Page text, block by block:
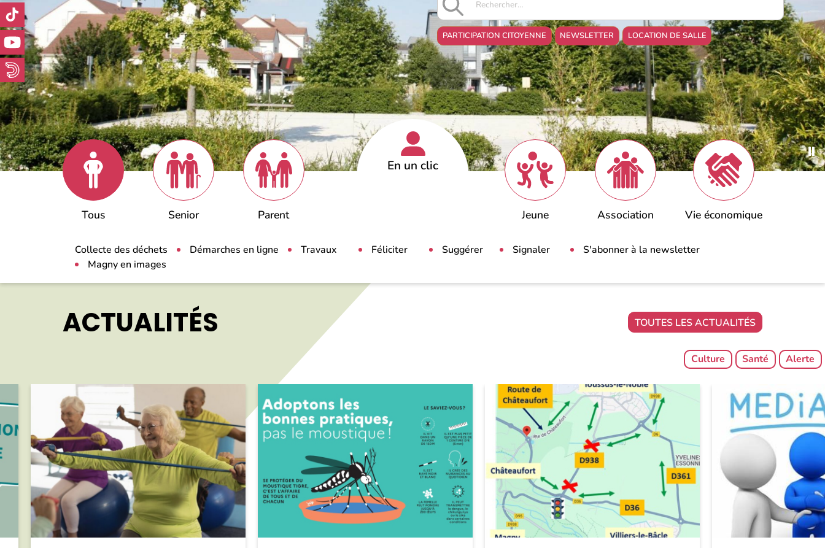
Menu
contextuel
PARTICIPATION CITOYENNE NEWSLETTER LOCATION DE SALLE
En un clic
Tous
actif)
Senior Parent Jeune Association Vie économique
Collecte des déchets Démarches en ligne Travaux Féliciter Suggérer Signaler
S'abonner à la newsletter
Magny en images
ACTUALITÉS TOUTES LES ACTUALITÉS
Culture Santé Alerte